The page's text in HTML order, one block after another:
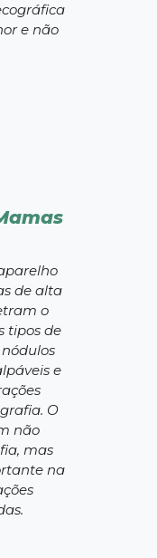
e não
de alta
o
tipos de
e
O
não
mas
na